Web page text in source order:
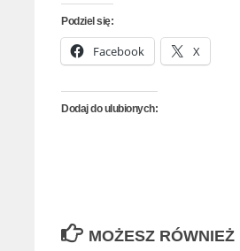
Podziel się:
Facebook X
Dodaj do ulubionych:
MOŻESZ